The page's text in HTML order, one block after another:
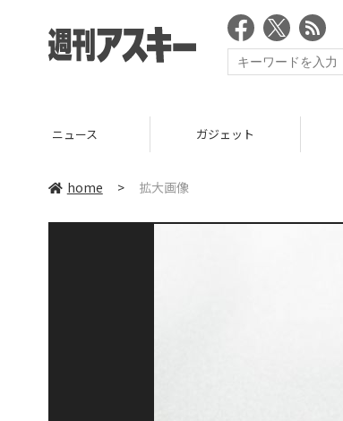
ニュース ガジェット
home > 拡大画像